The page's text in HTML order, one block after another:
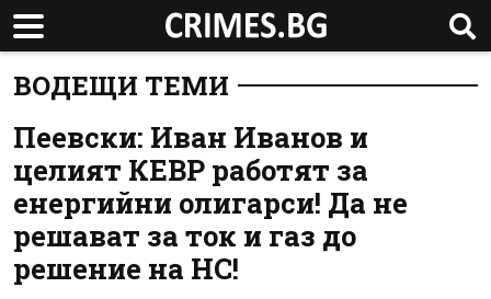
ВОДЕЩИ ТЕМИ
Пеевски: Иван Иванов и
целият КЕВР работят за
енергийни олигарси! Да не
решават за ток и газ до
решение на НС!